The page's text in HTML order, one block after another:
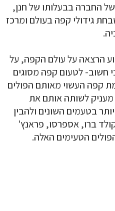
החברה בבעלותו של חנן,
גידולי קפה בעולם ומרכז
הרצאה על עולם הקפה, על
חשוב- לטעום קפה מסוגים
קפה העשוי מאותם הפולים
מעניק לשותה אותם את
בטעמים השונים ולהבין
ברו, אספרסו, פראנץ'
הטעימים האלה.